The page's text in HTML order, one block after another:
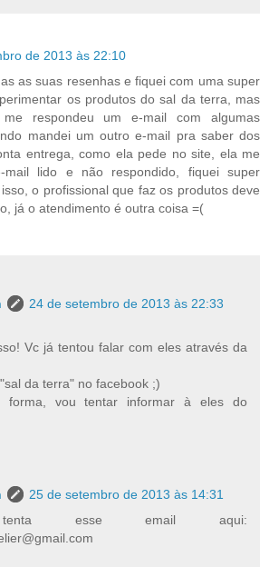
de 2013 às 22:10
as suas resenhas e fiquei com uma super
os produtos do sal da terra, mas
respondeu um e-mail com algumas
mandei um outro e-mail pra saber dos
entrega, como ela pede no site, ela me
mail lido e não respondido, fiquei super
o profissional que faz os produtos deve
já o atendimento é outra coisa =(
24 de setembro de 2013 às 22:33
Vc já tentou falar com eles através da
da terra" no facebook ;)
forma, vou tentar informar à eles do
25 de setembro de 2013 às 14:31
esse email aqui: